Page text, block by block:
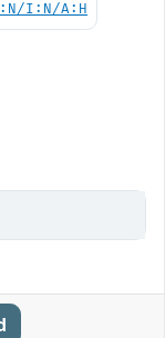
I:N/A:H